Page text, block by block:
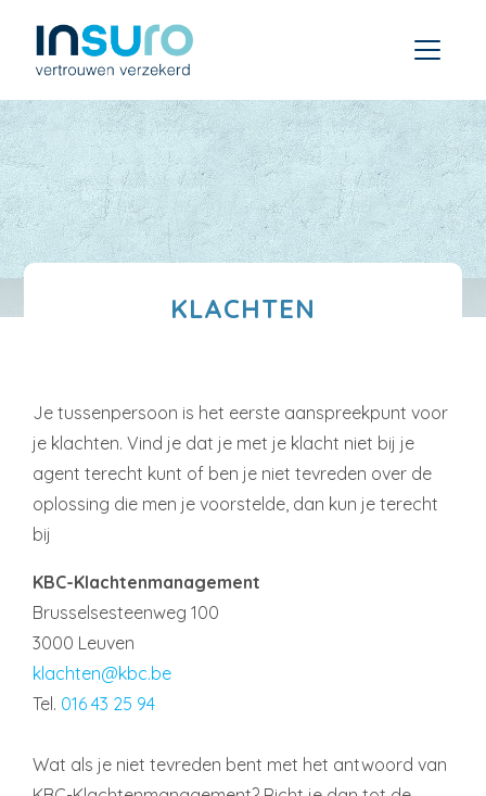
KLACHTEN
Je tussenpersoon is het eerste aanspreekpunt voor
je klachten. Vind je dat je met je klacht niet bij je
agent terecht kunt of ben je niet tevreden over de
oplossing die men je voorstelde, dan kun je terecht
bij
KBC-Klachtenmanagement
Brusselsesteenweg 100
3000 Leuven
klachten@kbc.be
Tel. 016 43 25 94
Wat als je niet tevreden bent met het antwoord van